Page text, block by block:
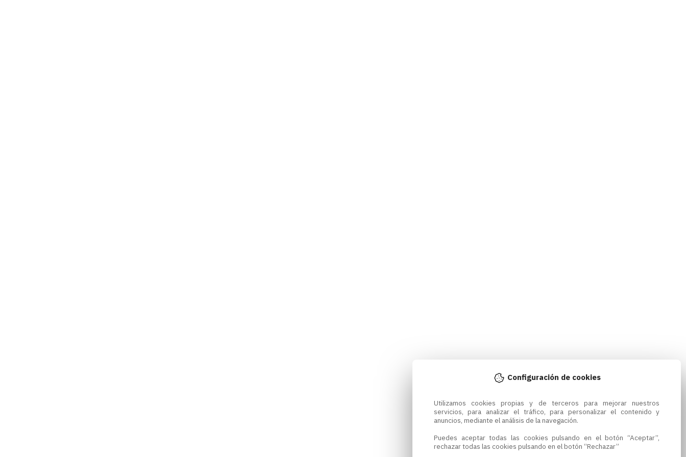
Configuración de cookies
Utilizamos cookies propias y de terceros para mejorar nuestros
servicios, para analizar el tráfico, para personalizar el contenido y
anuncios, mediante el análisis de la navegación.
Puedes aceptar todas las cookies pulsando en el botón “Aceptar”,
rechazar todas las cookies pulsando en el botón “Rechazar”